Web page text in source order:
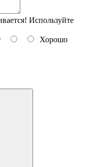
Используйте
Хорошо